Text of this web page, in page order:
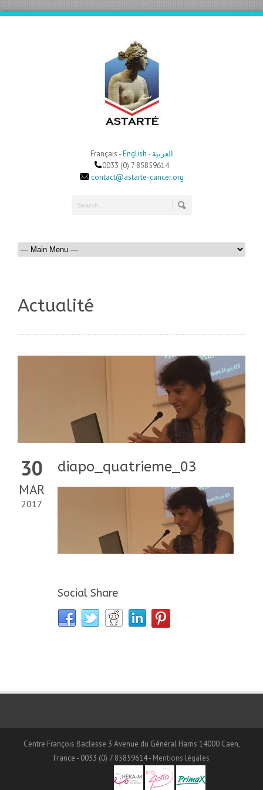
Français -English - العربية
0033 (0) 7 85859614
contact@astarte-cancer.org
Actualité
30
MAR
2017
diapo_quatrieme_03
Social Share
Centre François Baclesse 3 Avenue du Général Harris 14000 Caen,
France - 0033 (0) 7 85859614 - Mentions légales